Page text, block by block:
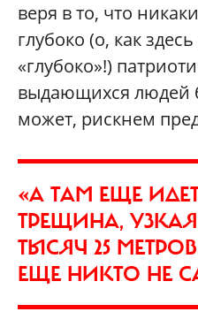
веря в то, что
глубоко (о, как
«глубоко»!)
выдающихся людей
может, рискнем
«А ТАМ ЕЩЕ
ТРЕЩИНА,
ТЫСЯЧ 25
ЕЩЕ НИКТО НЕ